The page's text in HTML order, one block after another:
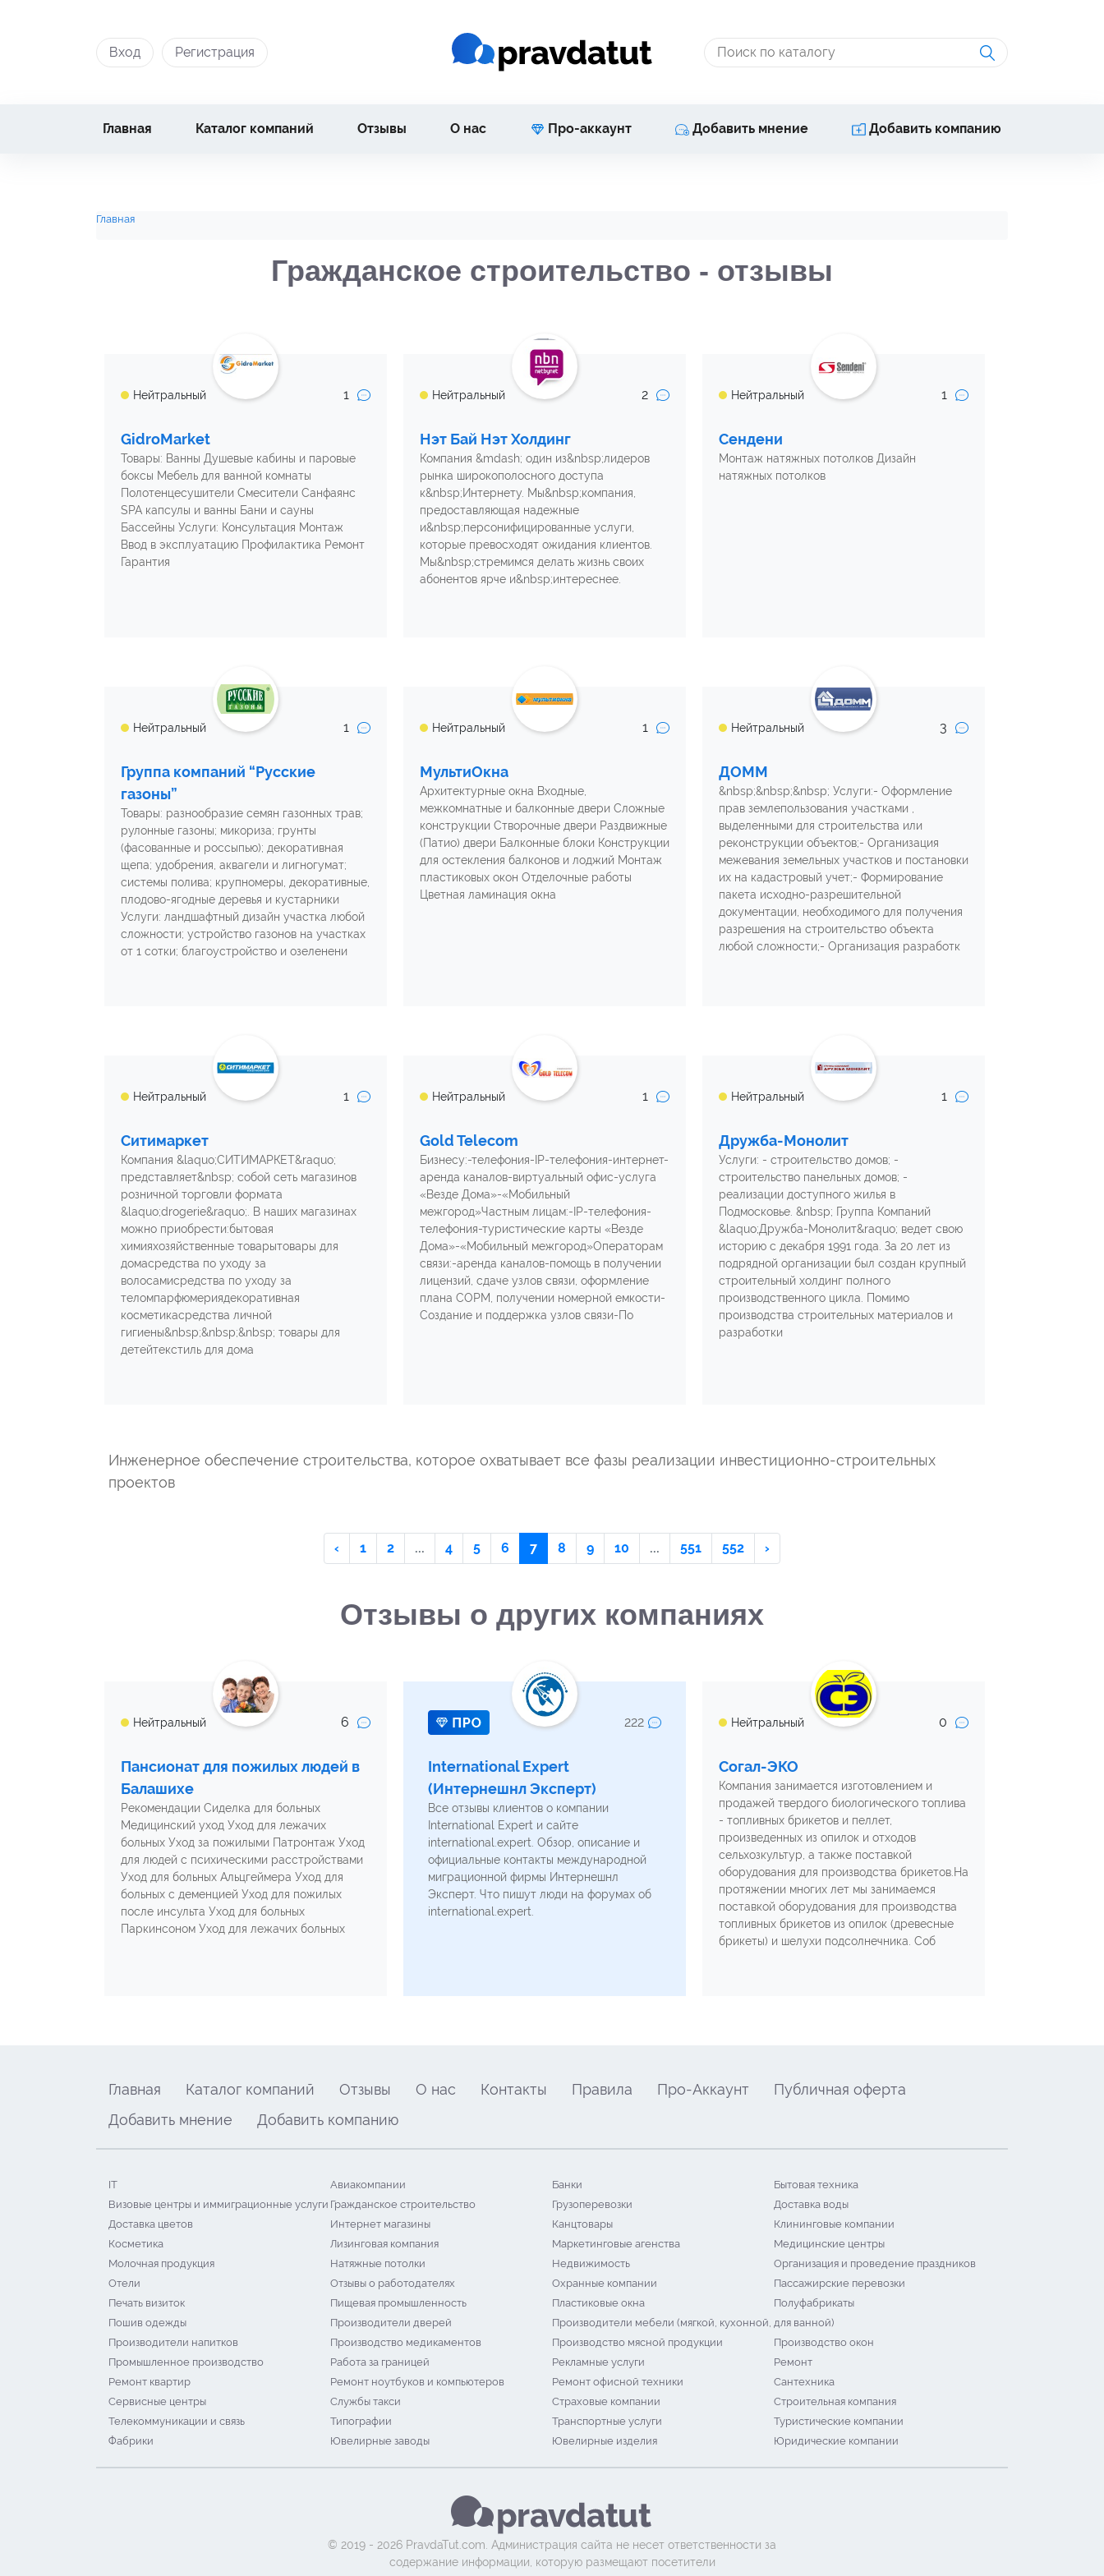
Вход Регистрация
Главная Каталог компаний Отзывы О нас Про-аккаунт Добавить мнение Добавить компанию
Главная
Гражданское строительство - отзывы
Нейтральный 1
GidroMarket
Товары: Ванны Душевые кабины и паровые
боксы Мебель для ванной комнаты
Полотенцесушители Смесители Санфаянс
SPA капсулы и ванны Бани и сауны
Бассейны Услуги: Консультация Монтаж
Ввод в эксплуатацию Профилактика Ремонт
Гарантия
Нейтральный 2
Нэт Бай Нэт Холдинг
Компания &mdash; один из&nbsp;лидеров
рынка широкополосного доступа
к&nbsp;Интернету. Мы&nbsp;компания,
предоставляющая надежные
и&nbsp;персонифицированные услуги,
которые превосходят ожидания клиентов.
Мы&nbsp;стремимся делать жизнь своих
абонентов ярче и&nbsp;интереснее.
Нейтральный 1
Сендени
Монтаж натяжных потолков Дизайн
натяжных потолков
Нейтральный 1
Группа компаний “Русские
газоны”
Товары: разнообразие семян газонных трав;
рулонные газоны; микориза; грунты
(фасованные и россыпью); декоративная
щепа; удобрения, аквагели и лигногумат;
системы полива; крупномеры, декоративные,
плодово-ягодные деревья и кустарники
Услуги: ландшафтный дизайн участка любой
сложности; устройство газонов на участках
от 1 сотки; благоустройство и озеленени
Нейтральный 1
МультиОкна
Архитектурные окна Входные,
межкомнатные и балконные двери Сложные
конструкции Створочные двери Раздвижные
(Патио) двери Балконные блоки Конструкции
для остекления балконов и лоджий Монтаж
пластиковых окон Отделочные работы
Цветная ламинация окна
Нейтральный 3
ДОММ
&nbsp;&nbsp;&nbsp; Услуги:- Оформление
прав землепользования участками ,
выделенными для строительства или
реконструкции объектов;- Организация
межевания земельных участков и постановки
их на кадастровый учет;- Формирование
пакета исходно-разрешительной
документации, необходимого для получения
разрешения на строительство объекта
любой сложности;- Организация разработк
Нейтральный 1
Ситимаркет
Компания &laquo;СИТИМАРКЕТ&raquo;
представляет&nbsp; собой сеть магазинов
розничной торговли формата
&laquo;drogerie&raquo;. В наших магазинах
можно приобрести:бытовая
химияхозяйственные товарытовары для
домасредства по уходу за
волосамисредства по уходу за
теломпарфюмериядекоративная
косметикасредства личной
гигиены&nbsp;&nbsp;&nbsp; товары для
детейтекстиль для дома
Нейтральный 1
Gold Telecom
Бизнесу:-телефония-IP-телефония-интернет-
аренда каналов-виртуальный офис-услуга
«Везде Дома»-«Мобильный
межгород»Частным лицам:-IP-телефония-
телефония-туристические карты «Везде
Дома»-«Мобильный межгород»Операторам
связи:-аренда каналов-помощь в получении
лицензий, сдаче узлов связи, оформление
плана СОРМ, получении номерной емкости-
Создание и поддержка узлов связи-По
Нейтральный 1
Дружба-Монолит
Услуги: - строительство домов; -
строительство панельных домов; -
реализации доступного жилья в
Подмосковье. &nbsp; Группа Компаний
&laquo;Дружба-Монолит&raquo; ведет свою
историю с декабря 1991 года. За 20 лет из
подрядной организации был создан крупный
строительный холдинг полного
производственного цикла. Помимо
производства строительных материалов и
разработки
Инженерное обеспечение строительства, которое охватывает все фазы реализации инвестиционно-строительных
проектов
‹ 1 2 ... 4 5 6 7 8 9 10 ... 551 552 ›
Отзывы о других компаниях
Нейтральный 6
Пансионат для пожилых людей в
Балашихе
Рекомендации Сиделка для больных
Медицинский уход Уход для лежачих
больных Уход за пожилыми Патронтаж Уход
для людей с психическими расстройствами
Уход для больных Альцгеймера Уход для
больных с деменцией Уход для пожилых
после инсульта Уход для больных
Паркинсоном Уход для лежачих больных
222
International Expert
(Интернешнл Эксперт)
Все отзывы клиентов о компании
International Expert и сайте
international.expert. Обзор, описание и
официальные контакты международной
миграционной фирмы Интернешнл
Эксперт. Что пишут люди на форумах об
international.expert.
Нейтральный 0
Согал-ЭКО
Компания занимается изготовлением и
продажей твердого биологического топлива
- топливных брикетов и пеллет,
произведенных из опилок и отходов
сельхозкультур, а также поставкой
оборудования для производства брикетов.На
протяжении многих лет мы занимаемся
поставкой оборудования для производства
топливных брикетов из опилок (древесные
брикеты) и шелухи подсолнечника. Соб
Главная Каталог компаний Отзывы О нас Контакты Правила Про-Аккаунт
Публичная оферта
Добавить мнение
Добавить компанию
IT Авиакомпании Банки
Бытовая техника
Визовые центры и иммиграционные услуги Гражданское строительство Грузоперевозки
Доставка воды
Доставка цветов
Интернет магазины Канцтовары
Клининговые компании
Косметика
Лизинговая компания Маркетинговые агенства
Медицинские центры
Молочная продукция
Натяжные потолки Недвижимость
Организация и проведение праздников
Отели
Отзывы о работодателях Охранные компании
Пассажирские перевозки
Печать визиток
Пищевая промышленность Пластиковые окна
Полуфабрикаты
Пошив одежды
Производители дверей
Производители мебели (мягкой, кухонной, для ванной)
Производители напитков
Производство медикаментов Производство мясной продукции
Производство окон
Промышленное производство
Работа за границей Рекламные услуги
Ремонт
Ремонт квартир
Ремонт ноутбуков и компьютеров Ремонт офисной техники
Сантехника
Сервисные центры
Службы такси Страховые компании
Строительная компания
Телекоммуникации и связь
Типографии Транспортные услуги
Туристические компании
Фабрики
Ювелирные заводы Ювелирные изделия Юридические компании
© 2019 - 2026 PravdaTut.com. Администрация сайта не несет ответственности за
содержание информации, которую размещают посетители